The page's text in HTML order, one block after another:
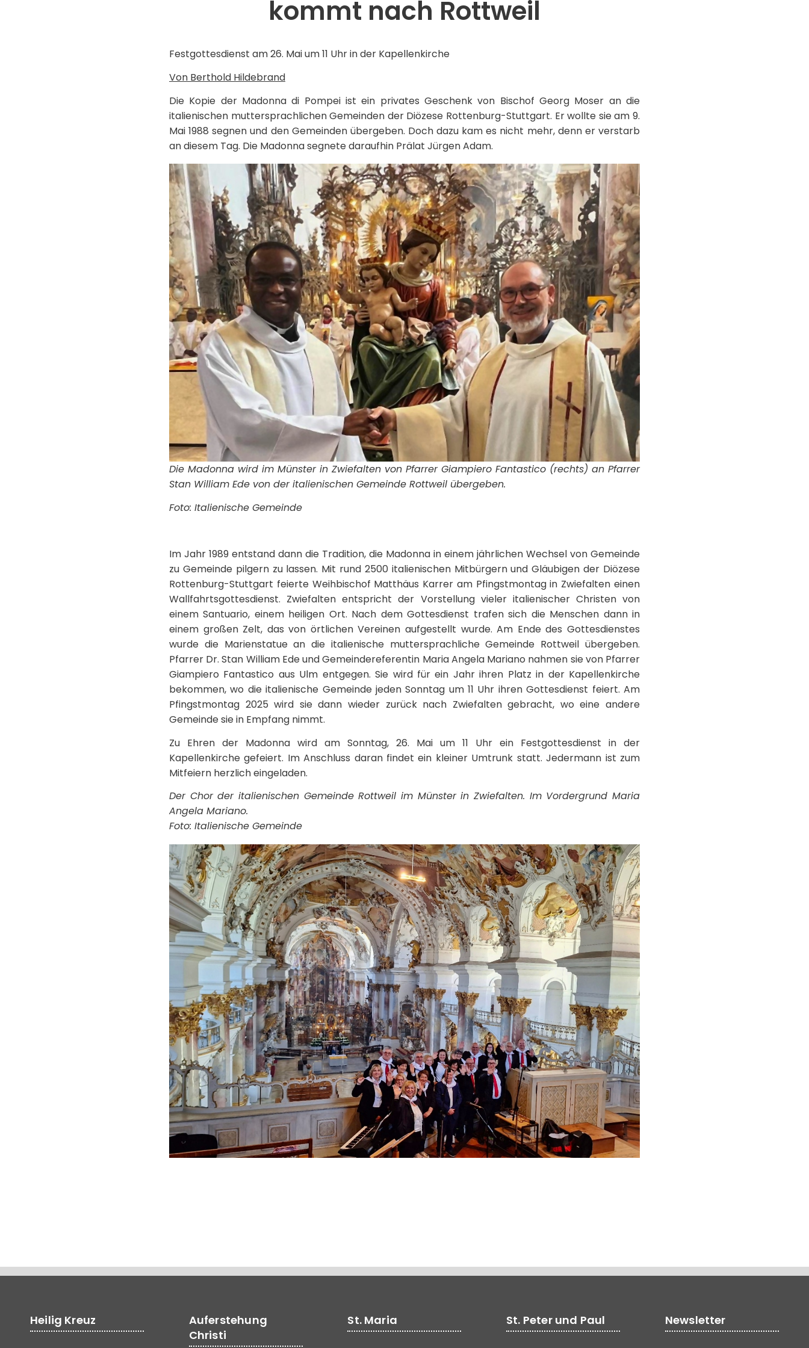
kommt nach Rottweil
Festgottesdienst am 26. Mai um 11 Uhr in der Kapellenkirche
Von Berthold Hildebrand
Die Kopie der Madonna di Pompei ist ein privates Geschenk von Bischof Georg Moser an die
italienischen muttersprachlichen Gemeinden der Diözese Rottenburg-Stuttgart. Er wollte sie am 9.
Mai 1988 segnen und den Gemeinden übergeben. Doch dazu kam es nicht mehr, denn er verstarb
an diesem Tag. Die Madonna segnete daraufhin Prälat Jürgen Adam.
Die Madonna wird im Münster in Zwiefalten von Pfarrer Giampiero Fantastico (rechts) an Pfarrer
Stan William Ede von der italienischen Gemeinde Rottweil übergeben.
Foto: Italienische Gemeinde
Im Jahr 1989 entstand dann die Tradition, die Madonna in einem jährlichen Wechsel von Gemeinde
zu Gemeinde pilgern zu lassen. Mit rund 2500 italienischen Mitbürgern und Gläubigen der Diözese
Rottenburg-Stuttgart feierte Weihbischof Matthäus Karrer am Pfingstmontag in Zwiefalten einen
Wallfahrtsgottesdienst. Zwiefalten entspricht der Vorstellung vieler italienischer Christen von
einem Santuario, einem heiligen Ort. Nach dem Gottesdienst trafen sich die Menschen dann in
einem großen Zelt, das von örtlichen Vereinen aufgestellt wurde. Am Ende des Gottesdienstes
wurde die Marienstatue an die italienische muttersprachliche Gemeinde Rottweil übergeben.
Pfarrer Dr. Stan William Ede und Gemeindereferentin Maria Angela Mariano nahmen sie von Pfarrer
Giampiero Fantastico aus Ulm entgegen. Sie wird für ein Jahr ihren Platz in der Kapellenkirche
bekommen, wo die italienische Gemeinde jeden Sonntag um 11 Uhr ihren Gottesdienst feiert. Am
Pfingstmontag 2025 wird sie dann wieder zurück nach Zwiefalten gebracht, wo eine andere
Gemeinde sie in Empfang nimmt.
Zu Ehren der Madonna wird am Sonntag, 26. Mai um 11 Uhr ein Festgottesdienst in der
Kapellenkirche gefeiert. Im Anschluss daran findet ein kleiner Umtrunk statt. Jedermann ist zum
Mitfeiern herzlich eingeladen.
Der Chor der italienischen Gemeinde Rottweil im Münster in Zwiefalten. Im Vordergrund Maria
Angela Mariano.
Foto: Italienische Gemeinde
Heilig Kreuz
Auferstehung
Christi
St. Maria St. Peter und Paul Newsletter